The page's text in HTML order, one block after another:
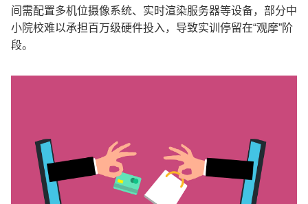
间需配置多机位摄像系统、实时渲染服务器等设备，部分中
小院校难以承担百万级硬件投入，导致实训停留在“观摩”阶
段。